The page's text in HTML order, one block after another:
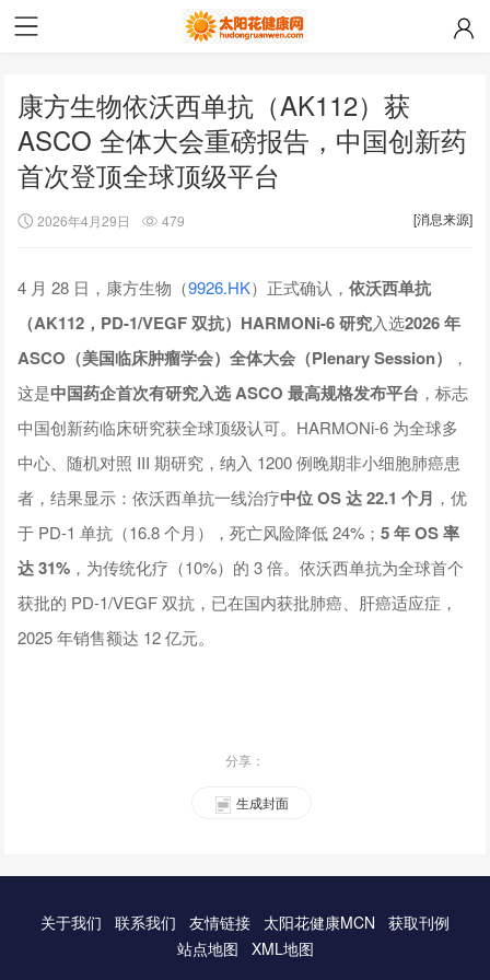
康方生物依沃西单抗（AK112）获
ASCO 全体大会重磅报告，中国创新药
首次登顶全球顶级平台
2026年4月29日 479 [消息来源]
4 月 28 日，康方生物（9926.HK）正式确认，依沃西单抗
（AK112，PD-1/VEGF 双抗）HARMONi-6 研究入选2026 年
ASCO（美国临床肿瘤学会）全体大会（Plenary Session）
，
这是中国药企首次有研究入选 ASCO 最高规格发布平台 ，标志
中国创新药临床研究获全球顶级认可。HARMONi-6 为全球多
中心、随机对照 III 期研究，纳入 1200 例晚期非小细胞肺癌患
者，结果显示：依沃西单抗一线治疗中位 OS 达 22.1 个月 ，优
于 PD-1 单抗（16.8 个月），死亡风险降低 24%；5 年 OS 率
达 31% ，为传统化疗（10%）的 3 倍。依沃西单抗为全球首个
获批的 PD-1/VEGF 双抗，已在国内获批肺癌、肝癌适应症，
2025 年销售额达 12 亿元。
分享：
生成封面
关于我们 联系我们 友情链接 太阳花健康MCN
获取刊例
站点地图
XML地图